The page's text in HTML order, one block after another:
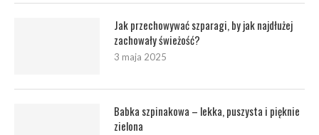
Jak przechowywać szparagi, by jak najdłużej
zachowały świeżość?
3 maja 2025
Babka szpinakowa – lekka, puszysta i pięknie
zielona